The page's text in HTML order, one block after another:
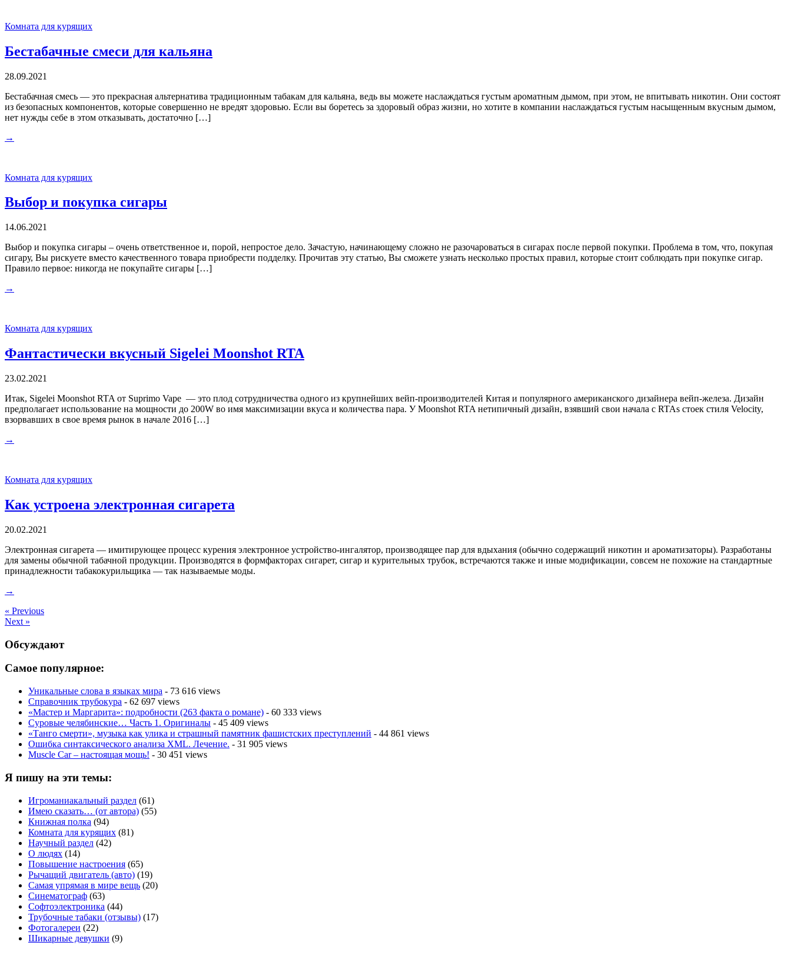
Комната для курящих
Бестабачные смеси для кальяна
28.09.2021
Бестабачная смесь — это прекрасная альтернатива традиционным табакам для кальяна, ведь вы можете наслаждаться густым ароматным дымом, при этом, не впитывать никотин. Они состоят
из безопасных компонентов, которые совершенно не вредят здоровью. Если вы боретесь за здоровый образ жизни, но хотите в компании наслаждаться густым насыщенным вкусным дымом,
нет нужды себе в этом отказывать, достаточно […]
→
Комната для курящих
Выбор и покупка сигары
14.06.2021
Выбор и покупка сигары – очень ответственное и, порой, непростое дело. Зачастую, начинающему сложно не разочароваться в сигарах после первой покупки. Проблема в том, что, покупая
сигару, Вы рискуете вместо качественного товара приобрести подделку. Прочитав эту статью, Вы сможете узнать несколько простых правил, которые стоит соблюдать при покупке сигар.
Правило первое: никогда не покупайте сигары […]
→
Комната для курящих
Фантастически вкусный Sigelei Moonshot RTA
23.02.2021
Итак, Sigelei Moonshot RTA от Suprimo Vape — это плод сотрудничества одного из крупнейших вейп-производителей Китая и популярного американского дизайнера вейп-железа. Дизайн
предполагает использование на мощности до 200W во имя максимизации вкуса и количества пара. У Moonshot RTA нетипичный дизайн, взявший свои начала с RTAs стоек стиля Velocity,
взорвавших в свое время рынок в начале 2016 […]
→
Комната для курящих
Как устроена электронная сигарета
20.02.2021
Электронная сигарета — имитирующее процесс курения электронное устройство-ингалятор, производящее пар для вдыхания (обычно содержащий никотин и ароматизаторы). Разработаны
для замены обычной табачной продукции. Производятся в формфакторах сигарет, сигар и курительных трубок, встречаются также и иные модификации, совсем не похожие на стандартные
принадлежности табакокурильщика — так называемые моды.
→
« Previous
Next »
Обсуждают
Самое популярное:
Уникальные слова в языках мира - 73 616 views
Справочник трубокура - 62 697 views
«Мастер и Маргарита»: подробности (263 факта о романе) - 60 333 views
Суровые челябинские… Часть 1. Оригиналы - 45 409 views
«Танго смерти», музыка как улика и страшный памятник фашистских преступлений - 44 861 views
Ошибка синтаксического анализа XML. Лечение. - 31 905 views
Muscle Car – настоящая мощь! - 30 451 views
Я пишу на эти темы:
Игроманиакальный раздел (61)
Имею сказать… (от автора) (55)
Книжная полка (94)
Комната для курящих (81)
Научный раздел (42)
О людях (14)
Повышение настроения (65)
Рычащий двигатель (авто) (19)
Самая упрямая в мире вещь (20)
Синематограф (63)
Софтоэлектроника (44)
Трубочные табаки (отзывы) (17)
Фотогалереи (22)
Шикарные девушки (9)